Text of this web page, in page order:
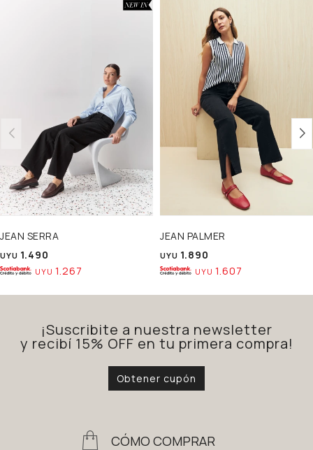
JEAN SERRA
UYU 1.490
UYU 1.267
JEAN PALMER
UYU 1.890
UYU 1.607
¡Suscribite a nuestra newsletter
y recibí 15% OFF en tu primera compra!
Obtener cupón
CÓMO COMPRAR